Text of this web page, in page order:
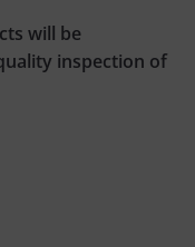
will be
inspection of